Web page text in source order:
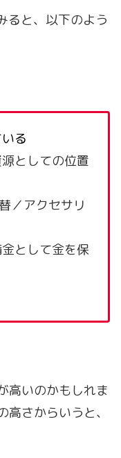
ると、以下のよう
る
としての位置
／アクセサリ
として金を保
高いのかもしれま
さからいうと、